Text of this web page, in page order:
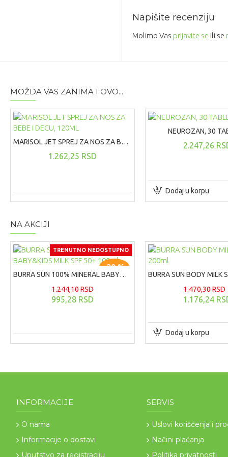
Napišite recenziju
Molimo Vas prijavite se ili se
MOŽDA VAS ZANIMA I OVO...
MARISOL JET SPREJ ZA NOS ZA BEBE I DECU, 120ML
1.262,25 RSD
NEUROZAN, 30
2.247,26
Dodaj u korpu
NA AKCIJI
TRENUTNO NEDOSTUPNO
-20 %
BURRA SUN 100% MINERAL BABY&KIDS MILK SPF 50+ 100ml
995,28 RSD
1.244,10 RSD
1.176,24
1.470,30 RSD
Dodaj u korpu
INFORMACIJE
O nama
Informacije o dostavi
Uputstvo za registraciju
SERVIS
Uslovi korišćenja i
Načini plaćanja
Politika privatnosti